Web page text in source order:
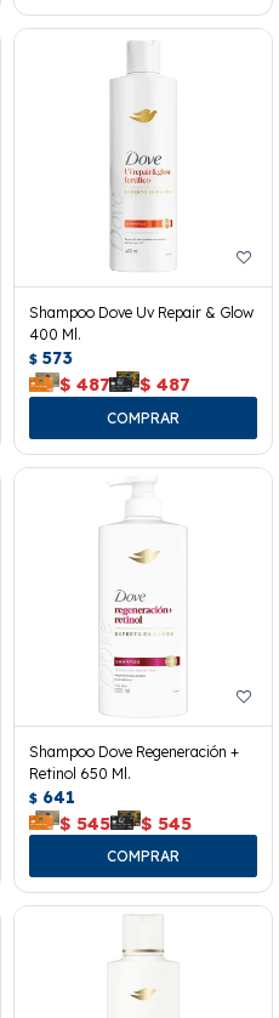
Shampoo Dove Uv Repair & Glow
400 Ml.
$ 573
$ 487 $ 487
Shampoo Dove Regeneración +
Retinol 650 Ml.
$ 641
$ 545 $ 545